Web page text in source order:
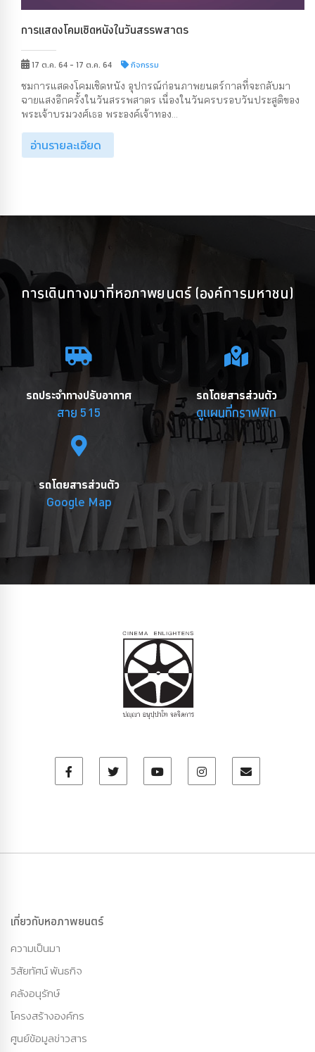
การแสดงโคมเชิดหนังในวันสรรพสาตร
17 ต.ค. 64 - 17 ต.ค. 64 กิจกรรม
ชมการแสดงโคมเชิดหนัง อุปกรณ์ก่อนภาพยนตร์กาลที่จะกลับมา
ฉายแสงอีกครั้งในวันสรรพสาตร เนื่องในวันครบรอบวันประสูติของ
พระเจ้าบรมวงศ์เธอ พระองค์เจ้าทอง...
อ่านรายละเอียด
การเดินทางมาที่หอภาพยนตร์ (องค์การมหาชน)
รถประจำทางปรับอากาศ
สาย 515
รถโดยสารส่วนตัว
ดูแผนที่กราฟฟิก
รถโดยสารส่วนตัว
Google Map
เกี่ยวกับหอภาพยนตร์
ความเป็นมา
วิสัยทัศน์ พันธกิจ
คลังอนุรักษ์
โครงสร้างองค์กร
ศูนย์ข้อมูลข่าวสาร